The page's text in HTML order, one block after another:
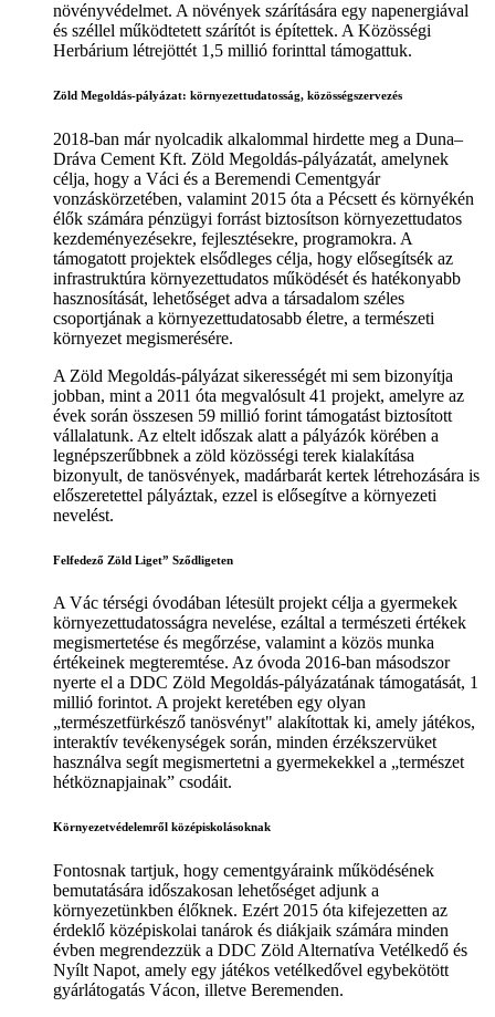
növényvédelmet. A növények szárítására egy napenergiával
és széllel működtetett szárítót is építettek. A Közösségi
Herbárium létrejöttét 1,5 millió forinttal támogattuk.
Zöld Megoldás-pályázat: környezettudatosság, közösségszervezés
2018-ban már nyolcadik alkalommal hirdette meg a Duna–
Dráva Cement Kft. Zöld Megoldás-pályázatát, amelynek
célja, hogy a Váci és a Beremendi Cementgyár
vonzáskörzetében, valamint 2015 óta a Pécsett és környékén
élők számára pénzügyi forrást biztosítson környezettudatos
kezdeményezésekre, fejlesztésekre, programokra. A
támogatott projektek elsődleges célja, hogy elősegítsék az
infrastruktúra környezettudatos működését és hatékonyabb
hasznosítását, lehetőséget adva a társadalom széles
csoportjának a környezettudatosabb életre, a természeti
környezet megismerésére.
A Zöld Megoldás-pályázat sikerességét mi sem bizonyítja
jobban, mint a 2011 óta megvalósult 41 projekt, amelyre az
évek során összesen 59 millió forint támogatást biztosított
vállalatunk. Az eltelt időszak alatt a pályázók körében a
legnépszerűbbnek a zöld közösségi terek kialakítása
bizonyult, de tanösvények, madárbarát kertek létrehozására is
előszeretettel pályáztak, ezzel is elősegítve a környezeti
nevelést.
Felfedező Zöld Liget” Sződligeten
A Vác térségi óvodában létesült projekt célja a gyermekek
környezettudatosságra nevelése, ezáltal a természeti értékek
megismertetése és megőrzése, valamint a közös munka
értékeinek megteremtése. Az óvoda 2016-ban másodszor
nyerte el a DDC Zöld Megoldás-pályázatának támogatását, 1
millió forintot. A projekt keretében egy olyan
„természetfürkésző tanösvényt" alakítottak ki, amely játékos,
interaktív tevékenységek során, minden érzékszervüket
használva segít megismertetni a gyermekekkel a „természet
hétköznapjainak” csodáit.
Környezetvédelemről középiskolásoknak
Fontosnak tartjuk, hogy cementgyáraink működésének
bemutatására időszakosan lehetőséget adjunk a
környezetünkben élőknek. Ezért 2015 óta kifejezetten az
érdeklő középiskolai tanárok és diákjaik számára minden
évben megrendezzük a DDC Zöld Alternatíva Vetélkedő és
Nyílt Napot, amely egy játékos vetélkedővel egybekötött
gyárlátogatás Vácon, illetve Beremenden.